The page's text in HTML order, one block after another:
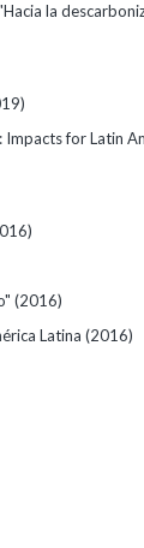
la
Impacts for Latin
(2016)
Latina (2016)